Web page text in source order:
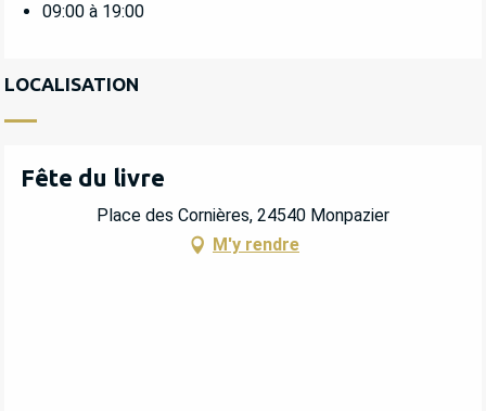
09:00 à 19:00
LOCALISATION
Fête du livre
Place des Cornières, 24540 Monpazier
M'y rendre